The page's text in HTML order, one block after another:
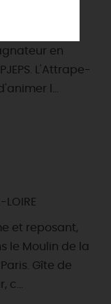
PUISAYE
en
L'Attrape-
l...
et reposant,
le Moulin de la
Gîte de
c...